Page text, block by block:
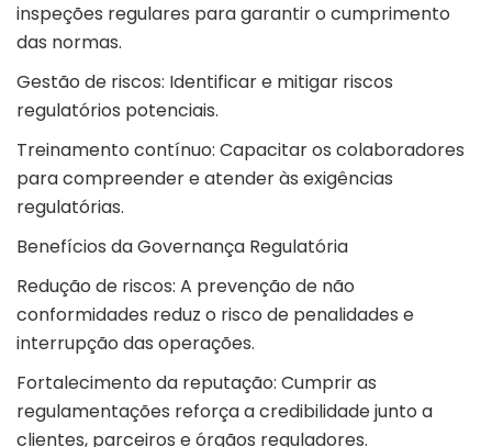
inspeções regulares para garantir o cumprimento
das normas.
Gestão de riscos: Identificar e mitigar riscos
regulatórios potenciais.
Treinamento contínuo: Capacitar os colaboradores
para compreender e atender às exigências
regulatórias.
Benefícios da Governança Regulatória
Redução de riscos: A prevenção de não
conformidades reduz o risco de penalidades e
interrupção das operações.
Fortalecimento da reputação: Cumprir as
regulamentações reforça a credibilidade junto a
clientes, parceiros e órgãos reguladores.